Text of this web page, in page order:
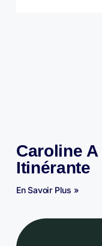
Caroline
Itinérante
En Savoir Plus »